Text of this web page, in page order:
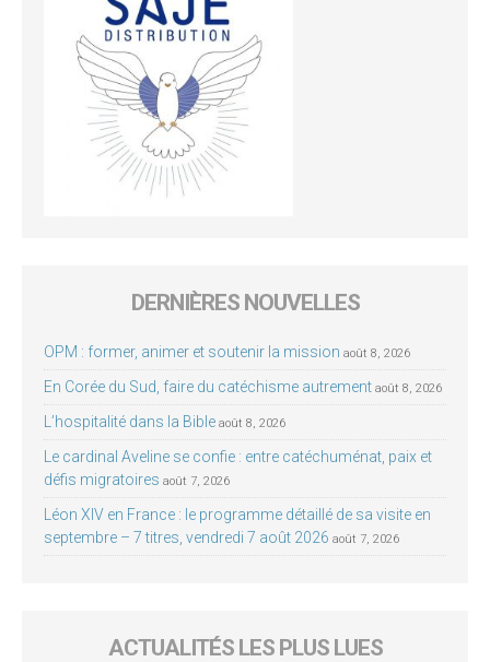
DERNIÈRES NOUVELLES
OPM : former, animer et soutenir la mission août 8, 2026
En Corée du Sud, faire du catéchisme autrement août 8, 2026
L’hospitalité dans la Bible août 8, 2026
Le cardinal Aveline se confie : entre catéchuménat, paix et
défis migratoires août 7, 2026
Léon XIV en France : le programme détaillé de sa visite en
septembre – 7 titres, vendredi 7 août 2026 août 7, 2026
ACTUALITÉS LES PLUS LUES